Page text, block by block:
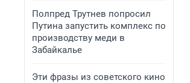
Полпред Трутнев попросил
Путина запустить комплекс по
производству меди в
Забайкалье
Эти фразы из советского кино